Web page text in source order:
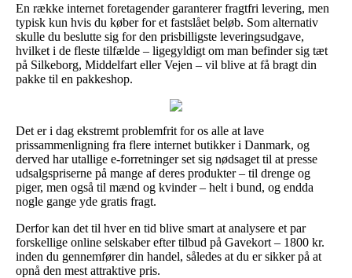
En række internet foretagender garanterer fragtfri levering, men
typisk kun hvis du køber for et fastslået beløb. Som alternativ
skulle du beslutte sig for den prisbilligste leveringsudgave,
hvilket i de fleste tilfælde – ligegyldigt om man befinder sig tæt
på Silkeborg, Middelfart eller Vejen – vil blive at få bragt din
pakke til en pakkeshop.
Det er i dag ekstremt problemfrit for os alle at lave
prissammenligning fra flere internet butikker i Danmark, og
derved har utallige e-forretninger set sig nødsaget til at presse
udsalgspriserne på mange af deres produkter – til drenge og
piger, men også til mænd og kvinder – helt i bund, og endda
nogle gange yde gratis fragt.
Derfor kan det til hver en tid blive smart at analysere et par
forskellige online selskaber efter tilbud på Gavekort – 1800 kr.
inden du gennemfører din handel, således at du er sikker på at
opnå den mest attraktive pris.